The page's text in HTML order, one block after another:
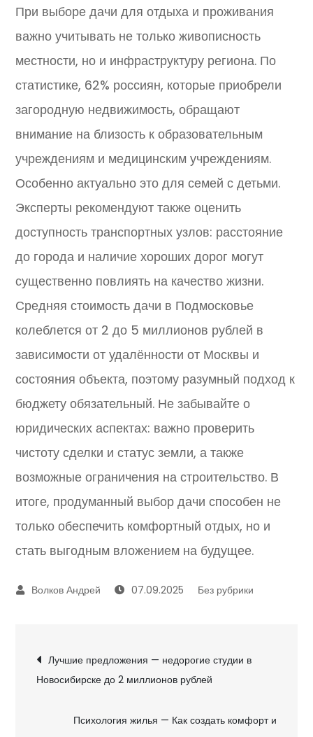
При выборе дачи для отдыха и проживания
важно учитывать не только живописность
местности, но и инфраструктуру региона. По
статистике, 62% россиян, которые приобрели
загородную недвижимость, обращают
внимание на близость к образовательным
учреждениям и медицинским учреждениям.
Особенно актуально это для семей с детьми.
Эксперты рекомендуют также оценить
доступность транспортных узлов: расстояние
до города и наличие хороших дорог могут
существенно повлиять на качество жизни.
Средняя стоимость дачи в Подмосковье
колеблется от 2 до 5 миллионов рублей в
зависимости от удалённости от Москвы и
состояния объекта, поэтому разумный подход к
бюджету обязательный. Не забывайте о
юридических аспектах: важно проверить
чистоту сделки и статус земли, а также
возможные ограничения на строительство. В
итоге, продуманный выбор дачи способен не
только обеспечить комфортный отдых, но и
стать выгодным вложением на будущее.
07.09.2025 Без рубрики
Навигация
по
Лучшие предложения — недорогие студии в
Новосибирске до 2 миллионов рублей
Психология жилья — Как создать комфорт и